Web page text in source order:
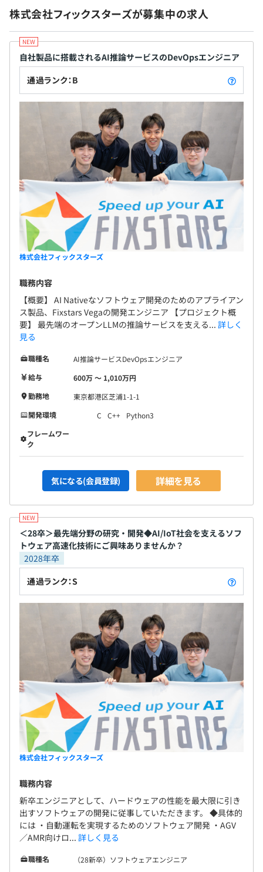
＜在籍エンジニア例＞
【エグゼクティブエンジニア】
■千葉大学大学院／薬学博士、前職では理化学研究所の研
競技プログラミング(TopCoderなど)に積極的に参加。
ICFPC参加のために社内で有志を募り数人で合宿をおこな
ったり、プログラミングコンテストを主催している。
ビッグデータ・機械学習アルゴリズム開発を専門とし、巨
大な情報を扱う処理をGPGPUなどの並列化技術を利用し
て高速化している。競技プログラミングにも積極的に参加
【ディレクター】
■東京大学大学院 理学系研究科 天文学専攻
OpenCLやCUDAを用いた高速化をおこなっている。
入社時期が異なる方とも気兼ねなく議論したり、雑談した
りできる自由な雰囲気が好き。
■韓国世宗大学 電算科学科卒。
大学卒業後渡日し、2005年より約5年間、日本の大手メー
カ向けの制御機器、医療機器、ネットワーク監視システム
組込プロジェクトを担当。
5名～10名で開発をおこなうことが多いです。
各種制度：
・社員持株会制度：持株会奨励金として拠出金額の100％
を補助
・社外活動費補助：社外セミナー、勉強会、プログラミン
グコンテスト、国際学会等の参加費用補助
・語学研修補助：オンライン英会話または日本語レッスン
費用の半分を補助
・ビジネススキルアップサポート：MBAやPhDの取得希
望者に学費等のサポート
・資格取得補助：業務に関連のある資格に対し、合格奨励
金の支給や受験料を補助
・産業医によるメンタルヘルスサポート
・ドリンク補助
・書籍購入補助
・キーボードなどの備品購入補助
昇格昇給年2回
健康保険、厚生年金保険、雇用保険、労災保険
無期雇用
試用期間3ヶ月
あらゆるソフトウェアを様々な技術で高速化して参
りました。「高速化」の領域に特化することで圧倒
的な競争力を構築し、独立行政法人や、大手電機メ
ーカ、医療・車載等の産業機器メーカ、大手金融機
関から、他では受けられないようなR&D部門の開発
プロジェクトや、競争力の源泉となるコア領域のソ
フトウェア開発を支援しています。
株式会社フィックスターズが募集中の求人
自社製品に搭載されるAI推論サービスのDevOpsエンジニア
通過ランク：B
株式会社フィックスターズ
職務内容
【概要】 AI Nativeなソフトウェア開発のためのアプライアン
ス製品、Fixstars Vegaの開発エンジニア 【プロジェクト概
要】 最先端のオープンLLMの推論サービスを支える... 詳しく
見る
職種名
AI推論サービスDevOpsエンジニア
給与
600万 〜 1,010万円
勤務地
東京都港区芝浦1-1-1
開発環境
C C++
Python3
フレームワー
ク
気になる(会員登録) 詳細を見る
＜28卒＞最先端分野の研究・開発◆AI/IoT社会を支えるソフ
トウェア高速化技術にご興味ありませんか？
2028年卒
通過ランク：S
株式会社フィックスターズ
職務内容
新卒エンジニアとして、ハードウェアの性能を最大限に引き
出すソフトウェアの開発に従事していただきます。 ◆具体的
には ・自動運転を実現するためのソフトウェア開発 ・AGV
／AMR向けロ... 詳しく見る
職種名
（28新卒）ソフトウェアエンジニア